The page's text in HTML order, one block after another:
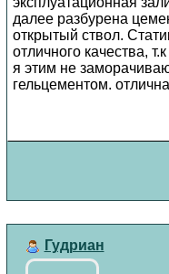
далее разбурена
открытый ствол.
отличного качества,
я этим не
гельцементом.
Гудриан